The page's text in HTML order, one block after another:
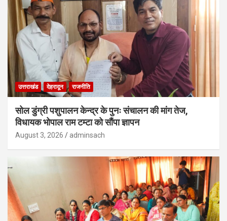
उत्तराखंड देहरादून राजनीति
सोल डुंग्री पशुपालन केन्द्र के पुनः संचालन की मांग तेज,
विधायक भोपाल राम टम्टा को सौंपा ज्ञापन
August 3, 2026 adminsach